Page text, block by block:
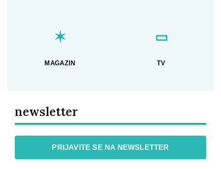
✶
MAGAZIN
▭
TV
newsletter
PRIJAVITE SE NA NEWSLETTER